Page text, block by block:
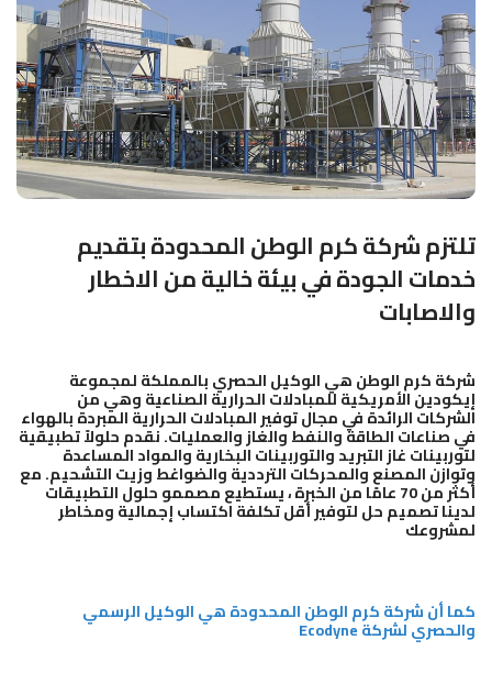
تلتزم شركة كرم الوطن المحدودة بتقديم
خدمات الجودة في بيئة خالية من الاخطار
والاصابات
شركة كرم الوطن هي الوكيل الحصري بالمملكة لمجموعة
إيكودين الأمريكية للمبادلات الحرارية الصناعيةوهي من
الشركات الرائدة في مجال توفيرالمبادلات الحرارية المبردة بالهواء
في صناعات الطاقة والنفط والغاز والعمليات. نقدم حلولاً تطبيقية
لتوربينات غاز التبريد والتوربينات البخارية والمواد المساعدة
وتوازن المصنع والمحركات الترددية والضواغط وزيت التشحيم. مع
أكثر من 70 عامًا من الخبرة ، يستطيع مصممو حلول التطبيقات
لدينا تصميم حل لتوفير أقل تكلفة اكتساب إجمالية ومخاطر
لمشروعك
كما أن شركة كرم الوطن المحدودة هي الوكيل الرسمي
والحصري لشركة Ecodyne